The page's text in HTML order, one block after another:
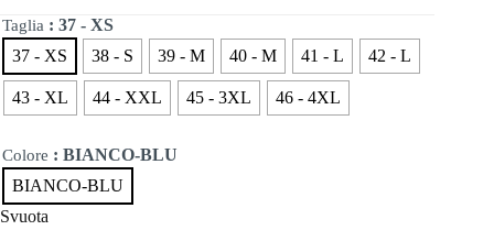
115,00€.
105,00€.
Taglia : 37 - XS
37 - XS
38 - S 39 - M 40 - M 41 - L 42 - L
43 - XL 44 - XXL 45 - 3XL 46 - 4XL
Colore : BIANCO-BLU
BIANCO-BLU
Svuota